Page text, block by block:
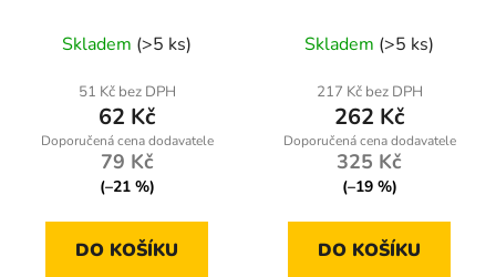
Skladem (>5 ks)
51 Kč bez DPH
62 Kč
79 Kč
(–21 %)
DO KOŠÍKU
RTPSP0035-CE
Skladem (>5 ks)
217 Kč bez DPH
262 Kč
325 Kč
(–19 %)
DO KOŠÍKU